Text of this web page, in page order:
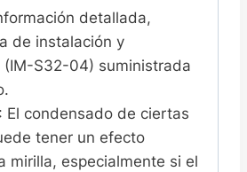
detallada,
de instalación y
(IM-S32-04) suministrada
El condensado de ciertas
tener un efecto
mirilla, especialmente si el